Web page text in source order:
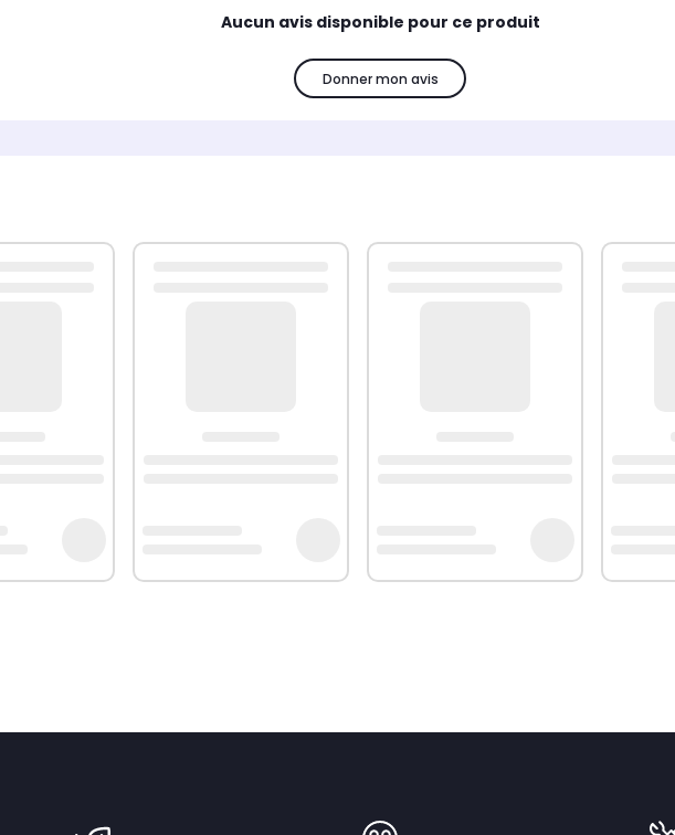
échange standard contre un produit identique, uniquement en cas de défaut avéré
Aucun avis disponible pour ce produit
Donner mon avis